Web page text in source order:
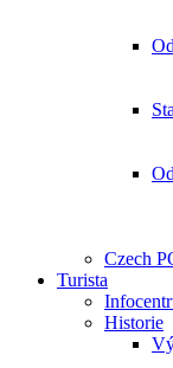
Czech
Turista
Historie